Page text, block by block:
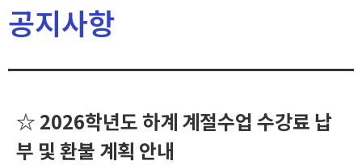
공지사항
☆ 2026학년도 하계 계절수업 수강료 납
부 및 환불 계획 안내